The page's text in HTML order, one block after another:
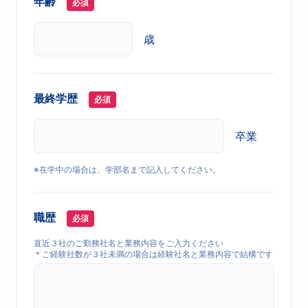
必須
歳
最終学歴 必須
卒業
※在学中の場合は、学部名まで記入してください。
職歴 必須
直近３社のご勤務社名と業務内容をご入力ください
＊ご経験社数が３社未満の場合は経験社名と業務内容で結構です